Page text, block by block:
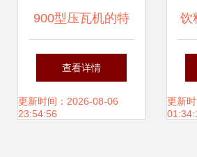
900型压瓦机的特
点及用途详解
查看详情
更新时间：2026-08-06
23:54:56
饮
更新